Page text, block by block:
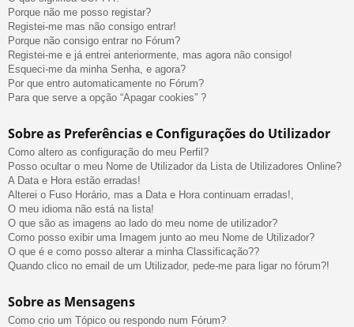
Porque não me posso registar?
Registei-me mas não consigo entrar!
Porque não consigo entrar no Fórum?
Registei-me e já entrei anteriormente, mas agora não consigo!
Esqueci-me da minha Senha, e agora?
Por que entro automaticamente no Fórum?
Para que serve a opção “Apagar cookies” ?
Sobre as Preferências e Configurações do Utilizador
Como altero as configuração do meu Perfil?
Posso ocultar o meu Nome de Utilizador da Lista de Utilizadores Online?
A Data e Hora estão erradas!
Alterei o Fuso Horário, mas a Data e Hora continuam erradas!,
O meu idioma não está na lista!
O que são as imagens ao lado do meu nome de utilizador?
Como posso exibir uma Imagem junto ao meu Nome de Utilizador?
O que é e como posso alterar a minha Classificação??
Quando clico no email de um Utilizador, pede-me para ligar no fórum?!
Sobre as Mensagens
Como crio um Tópico ou respondo num Fórum?